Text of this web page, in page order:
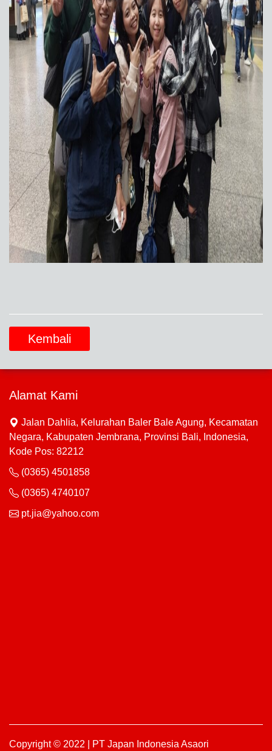
Kembali
Alamat Kami
Jalan Dahlia, Kelurahan Baler Bale Agung, Kecamatan
Negara, Kabupaten Jembrana, Provinsi Bali, Indonesia,
Kode Pos: 82212
(0365) 4501858
(0365) 4740107
pt.jia@yahoo.com
Copyright © 2022 | PT Japan Indonesia Asaori